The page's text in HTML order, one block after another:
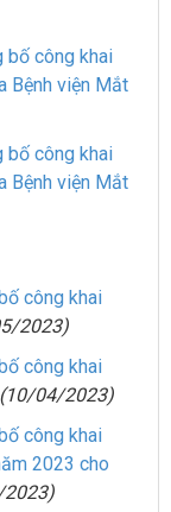
bố công khai
Bệnh viện Mắt
bố công khai
Bệnh viện Mắt
công khai
2023)
công khai
(10/04/2023)
công khai
2023 cho